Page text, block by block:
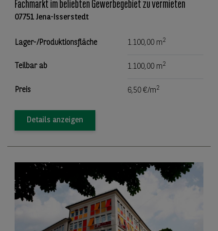
Fachmarkt im beliebten Gewerbegebiet zu vermieten
07751 Jena-Isserstedt
Lager-/Produktionsfläche 1.100,00 m2
Teilbar ab 1.100,00 m2
Preis 6,50 €/m2
Details anzeigen